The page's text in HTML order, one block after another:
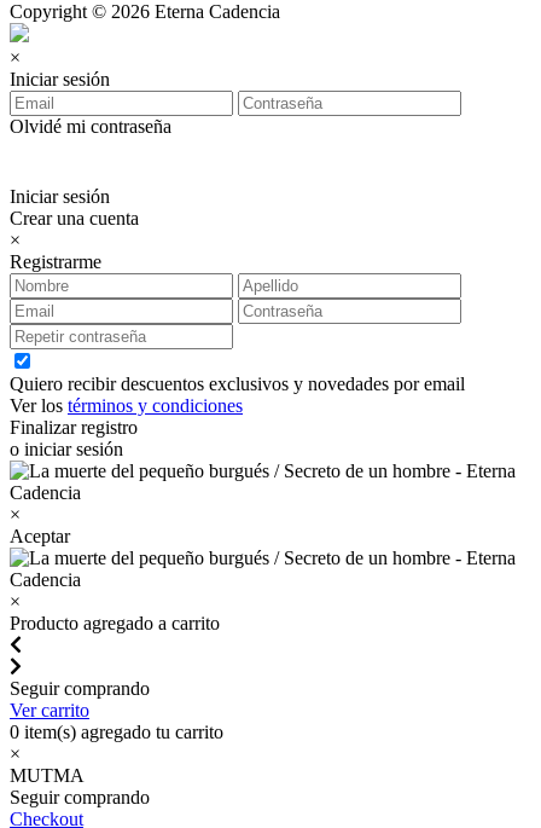
Copyright © 2026 Eterna Cadencia
×
Iniciar sesión
Olvidé mi contraseña
Iniciar sesión
Crear una cuenta
×
Registrarme
Quiero recibir descuentos exclusivos y novedades por email
Ver los términos y condiciones
Finalizar registro
o iniciar sesión
×
Aceptar
×
Producto agregado a carrito
Seguir comprando
Ver carrito
0 item(s) agregado tu carrito
×
MUTMA
Seguir comprando
Checkout